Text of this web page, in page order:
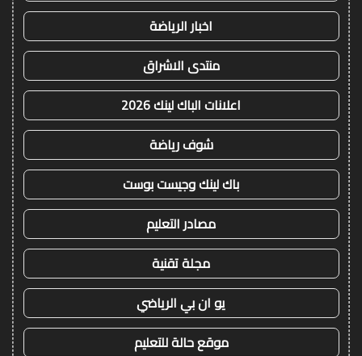
اخبار الرياضة
منتدى الاشراق
اعلانات الباك لينك 2026
شوف رياضة
باك لينك وجيست بوست
مصادر التعليم
مجلة تقنية
يو ان بي الرياضي
موقع حالة للتعليم